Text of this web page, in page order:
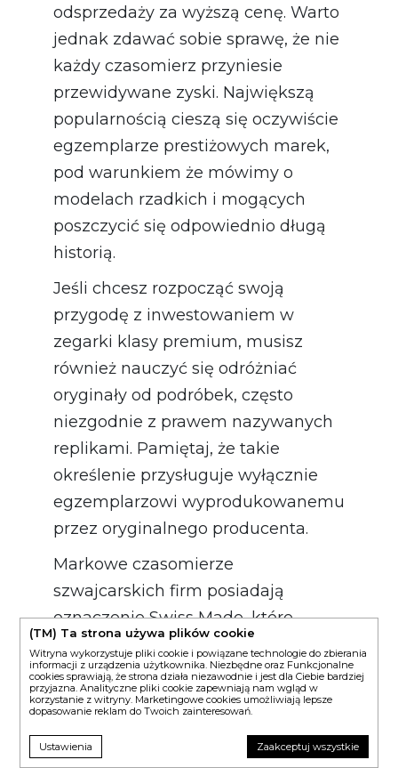
odsprzedaży za wyższą cenę. Warto
jednak zdawać sobie sprawę, że nie
każdy czasomierz przyniesie
przewidywane zyski. Największą
popularnością cieszą się oczywiście
egzemplarze prestiżowych marek,
pod warunkiem że mówimy o
modelach rzadkich i mogących
poszczycić się odpowiednio długą
historią.
Jeśli chcesz rozpocząć swoją
przygodę z inwestowaniem w
zegarki klasy premium, musisz
również nauczyć się odróżniać
oryginały od podróbek, często
niezgodnie z prawem nazywanych
replikami. Pamiętaj, że takie
określenie przysługuje wyłącznie
egzemplarzowi wyprodukowanemu
przez oryginalnego producenta.
Markowe czasomierze
szwajcarskich firm posiadają
oznaczenie Swiss Made, które
najczęściej znajduje się na deklu
zegarka. Nabywając produkt z tym
prawnie zastrzeżonym symbolem,
oryginalnego modelu. Produkty
(TM) Ta strona używa plików cookie
Witryna wykorzystuje pliki cookie i powiązane technologie do zbierania
informacji z urządzenia użytkownika. Niezbędne oraz Funkcjonalne
cookies sprawiają, że strona działa niezawodnie i jest dla Ciebie bardziej
przyjazna. Analityczne pliki cookie zapewniają nam wgląd w
korzystanie z witryny. Marketingowe cookies umożliwiają lepsze
dopasowanie reklam do Twoich zainteresowań.
Ustawienia Zaakceptuj wszystkie